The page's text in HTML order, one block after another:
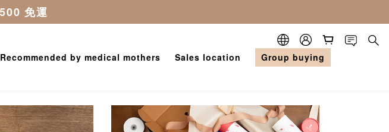
Recommended by medical mothers Sales location Group buying